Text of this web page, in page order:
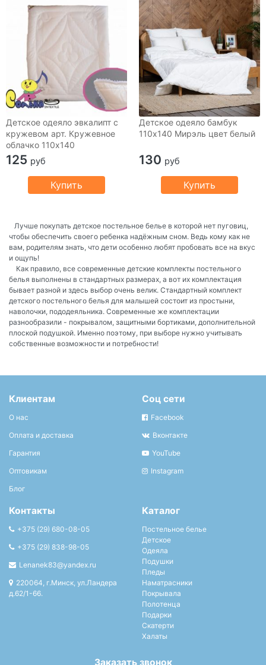
Детское одеяло эвкалипт с
кружевом арт. Кружевное
облачко 110х140
125 руб
Купить
Детское одеяло бамбук
110х140 Мирэль цвет белый
130 руб
Купить
Лучше покупать детское постельное белье в которой нет пуговиц,
чтобы обеспечить своего ребенка надёжным сном. Ведь кому как не
вам, родителям знать, что дети особенно любят пробовать все на вкус
и ощупь!
Как правило, все современные детские комплекты постельного
белья выполнены в стандартных размерах, а вот их комплектация
бывает разной и здесь выбор очень велик. Стандартный комплект
детского постельного белья для малышей состоит из простыни,
наволочки, пододеяльника. Современные же комплектации
разнообразили - покрывалом, защитными бортиками, дополнительной
плоской подушкой. Именно поэтому, при выборе нужно учитывать
собственные возможности и потребности!
Клиентам
О нас
Оплата и доставка
Гарантия
Оптовикам
Блог
Соц сети
Facebook
Вконтакте
YouTube
Instagram
Контакты
+375 (29) 680-08-05
+375 (29) 838-98-05
Lenanek83@yandex.ru
220064, г.Минск, ул.Ландера
д.62/1-66.
Каталог
Постельное белье
Детское
Одеяла
Подушки
Пледы
Наматрасники
Покрывала
Полотенца
Подарки
Скатерти
Халаты
Заказать звонок